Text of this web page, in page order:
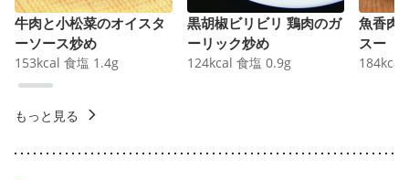
牛肉と小松菜のオイスタ
ーソース炒め
153kcal 食塩 1.4g
黒胡椒ビリビリ 鶏肉のガ
ーリック炒め
124kcal 食塩 0.9g
魚香肉
スー
184kcal
もっと見る